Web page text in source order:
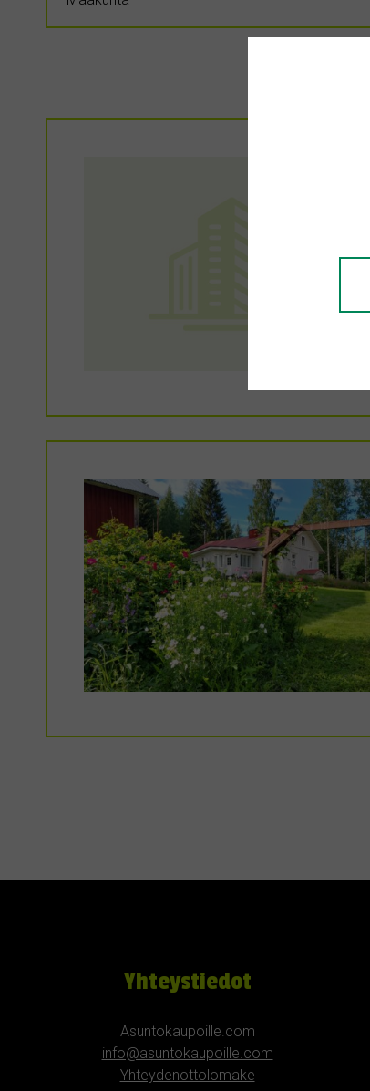
Yhteystiedot
Asuntokaupoille.com
info@asuntokaupoille.com
Yhteydenottolomake